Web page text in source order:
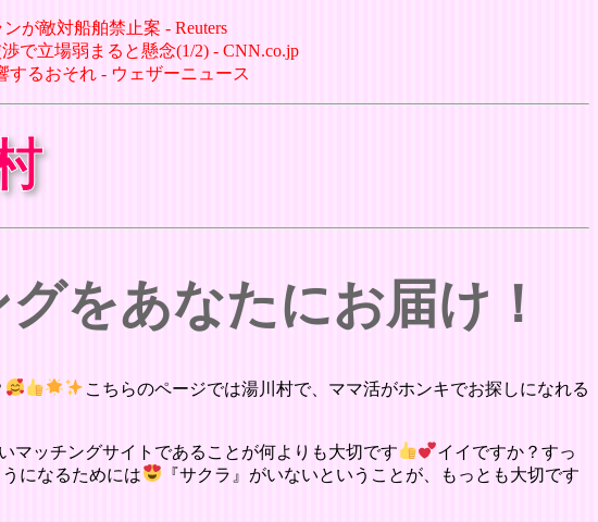
が敵対船舶禁止案 - Reuters
で立場弱まると懸念(1/2) - CNN.co.jp
するおそれ - ウェザーニュース
をあなたにお届け！
こちらのページでは湯川村で、ママ活がホンキでお探しになれる
マッチングサイトであることが何よりも大切です
イイですか？すっ
になるためには 『サクラ』がいないということが、もっとも大切です